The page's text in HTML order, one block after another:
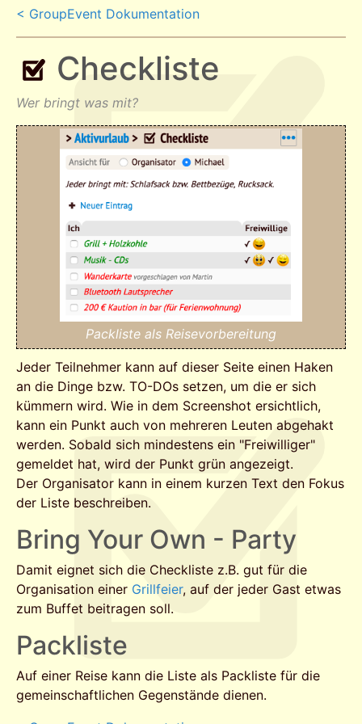
< GroupEvent Dokumentation
Checkliste
Wer bringt was mit?
Packliste als Reisevorbereitung
Jeder Teilnehmer kann auf dieser Seite einen Haken
an die Dinge bzw. TO-DOs setzen, um die er sich
kümmern wird. Wie in dem Screenshot ersichtlich,
kann ein Punkt auch von mehreren Leuten abgehakt
werden. Sobald sich mindestens ein "Freiwilliger"
gemeldet hat, wird der Punkt grün angezeigt.
Der Organisator kann in einem kurzen Text den Fokus
der Liste beschreiben.
Bring Your Own - Party
Damit eignet sich die Checkliste z.B. gut für die
Organisation einer Grillfeier, auf der jeder Gast etwas
zum Buffet beitragen soll.
Packliste
Auf einer Reise kann die Liste als Packliste für die
gemeinschaftlichen Gegenstände dienen.